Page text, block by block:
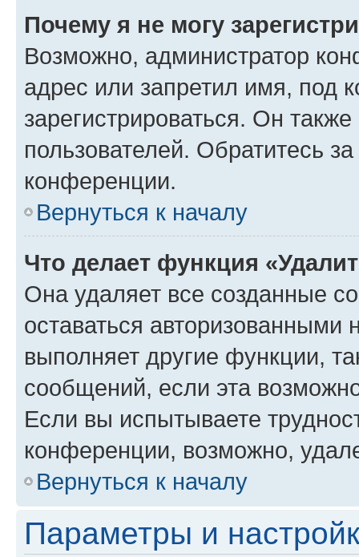
Почему я не могу
Возможно, администратор
адрес или запретил имя, под
зарегистрироваться. Он
пользователей. Обратитесь
конференции.
Вернуться к началу
Что делает функция
Она удаляет все созданные
оставаться авторизованными
выполняет другие функции,
сообщений, если эта
Если вы испытываете
конференции, возможно,
Вернуться к началу
Параметры и